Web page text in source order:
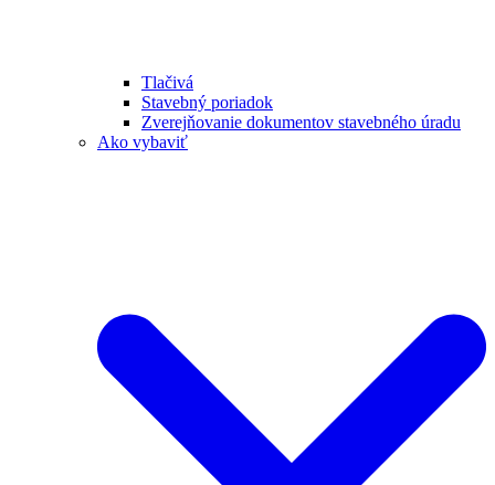
Tlačivá
Stavebný poriadok
Zverejňovanie dokumentov stavebného úradu
Ako vybaviť